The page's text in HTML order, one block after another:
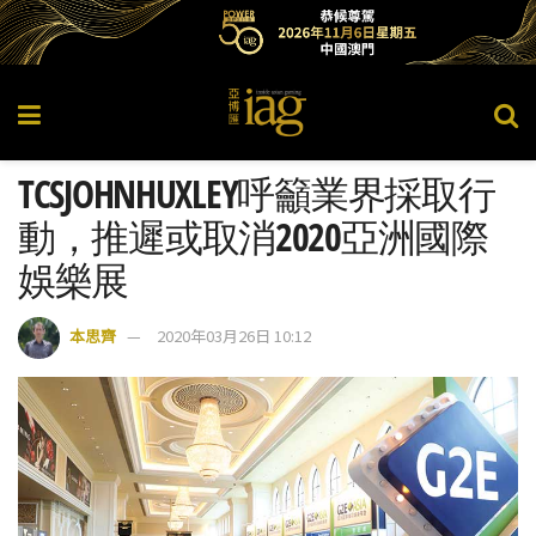
TCSJOHNHUXLEY呼籲業界採取行
動，推遲或取消2020亞洲國際
娛樂展
本思齊 2020年03月26日 10:12